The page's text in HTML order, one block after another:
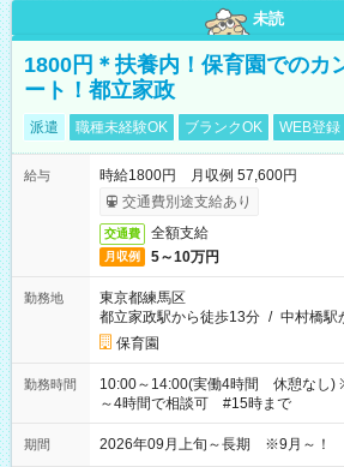
未読
1800円＊扶養内！保育園でのカ
ート！都立家政
派遣 職種未経験OK ブランクOK WEB登
給与
時給1800円 月収例 57,600円
交通費別途支給あり
交通費 全額支給
月収例 5～10万円
勤務地
東京都練馬区
都立家政駅から徒歩13分 / 中村橋駅
保育園
勤務時間
10:00～14:00(実働4時間 休憩なし)
～4時間で相談可 #15時まで
期間 2026年09月上旬～長期 ※9月～！